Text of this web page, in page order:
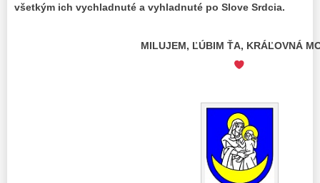
všetkým ich vychladnuté a vyhladnuté po Slove Srdcia.
MILUJEM, ĽÚBIM ŤA, KRÁĽOVNÁ